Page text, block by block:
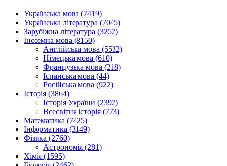
Українська мова (7419)
Українська література (7045)
Зарубіжна література (3252)
Іноземна мова (8150)
Англійська мова (5532)
Німецька мова (610)
Французька мова (218)
Іспанська мова (44)
Російська мова (922)
Історія (3864)
Історія України (2392)
Всесвітня історія (773)
Математика (7425)
Інформатика (3149)
Фізика (2760)
Астрономія (281)
Хімія (1595)